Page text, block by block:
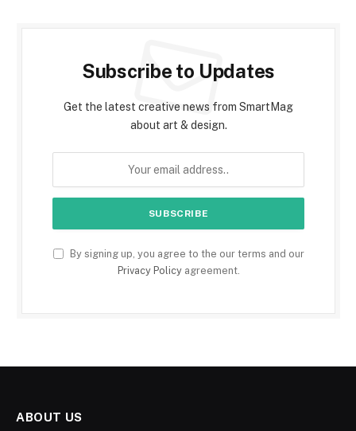
Subscribe to Updates
Get the latest creative news from SmartMag
about art & design.
By signing up, you agree to the our terms and our
Privacy Policyagreement.
ABOUT US